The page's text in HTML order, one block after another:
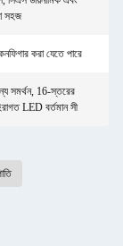
সহজ
করা যেতে পারে
সমর্থন, 16-স্তরের
LED বর্তমান সী